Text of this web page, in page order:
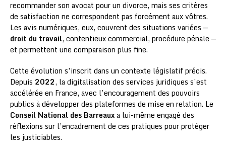
recommander son avocat pour un divorce, mais ses critères
de satisfaction ne correspondent pas forcément aux vôtres.
Les avis numériques, eux, couvrent des situations variées —
droit du travail, contentieux commercial, procédure pénale —
et permettent une comparaison plus fine.
Cette évolution s’inscrit dans un contexte législatif précis.
Depuis 2022, la digitalisation des services juridiques s’est
accélérée en France, avec l’encouragement des pouvoirs
publics à développer des plateformes de mise en relation. Le
Conseil National des Barreauxa lui-même engagé des
réflexions sur l’encadrement de ces pratiques pour protéger
les justiciables.